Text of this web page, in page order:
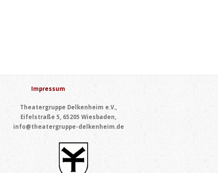
Impressum
Theatergruppe Delkenheim e.V.,
Eifelstraße 5, 65205 Wiesbaden,
info@theatergruppe-delkenheim.de